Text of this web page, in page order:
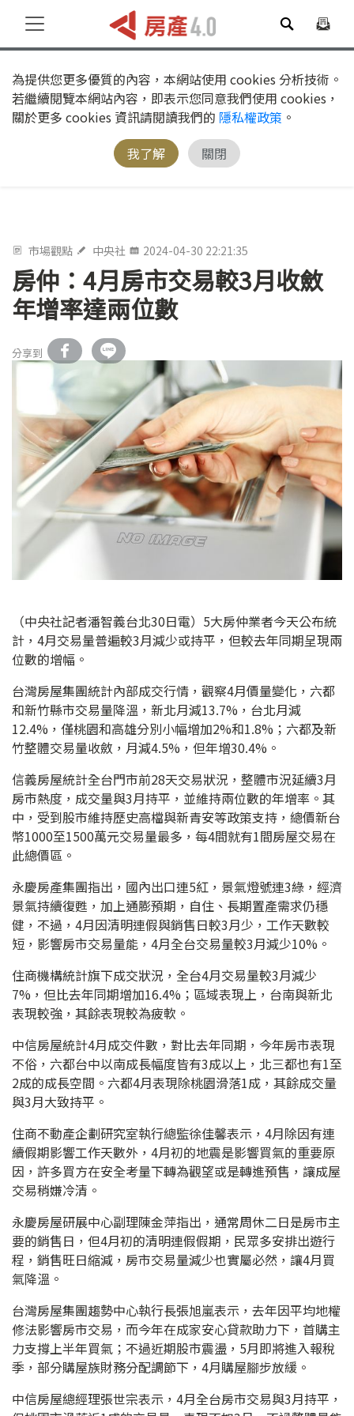
為提供您更多優質的內容，本網站使用 cookies 分析技術。
若繼續閱覽本網站內容，即表示您同意我們使用 cookies，
關於更多 cookies 資訊請閱讀我們的 隱私權政策 。
我了解
關閉
市場觀點 中央社 2024-04-30 22:21:35
房仲：4月房市交易較3月收斂
年增率達兩位數
分享到
（中央社記者潘智義台北30日電）5大房仲業者今天公布統
計，4月交易量普遍較3月減少或持平，但較去年同期呈現兩
位數的增幅。
台灣房屋集團統計內部成交行情，觀察4月價量變化，六都
和新竹縣市交易量降溫，新北月減13.7%，台北月減
12.4%，僅桃園和高雄分別小幅增加2%和1.8%；六都及新
竹整體交易量收斂，月減4.5%，但年增30.4%。
信義房屋統計全台門市前28天交易狀況，整體市況延續3月
房市熱度，成交量與3月持平，並維持兩位數的年增率。其
中，受到股市維持歷史高檔與新青安等政策支持，總價新台
幣1000至1500萬元交易量最多，每4間就有1間房屋交易在
此總價區。
永慶房產集團指出，國內出口連5紅，景氣燈號連3綠，經濟
景氣持續復甦，加上通膨預期，自住、長期置產需求仍穩
健，不過，4月因清明連假與銷售日較3月少，工作天數較
短，影響房市交易量能，4月全台交易量較3月減少10%。
住商機構統計旗下成交狀況，全台4月交易量較3月減少
7%，但比去年同期增加16.4%；區域表現上，台南與新北
表現較強，其餘表現較為疲軟。
中信房屋統計4月成交件數，對比去年同期，今年房市表現
不俗，六都台中以南成長幅度皆有3成以上，北三都也有1至
2成的成長空間。六都4月表現除桃園滑落1成，其餘成交量
與3月大致持平。
住商不動產企劃研究室執行總監徐佳馨表示，4月除因有連
續假期影響工作天數外，4月初的地震是影響買氣的重要原
因，許多買方在安全考量下轉為觀望或是轉進預售，讓成屋
交易稍嫌冷清。
永慶房屋研展中心副理陳金萍指出，通常周休二日是房市主
要的銷售日，但4月初的清明連假假期，民眾多安排出遊行
程，銷售旺日縮減，房市交易量減少也實屬必然，讓4月買
氣降溫。
台灣房屋集團趨勢中心執行長張旭嵐表示，去年因平均地權
修法影響房市交易，而今年在成家安心貸款助力下，首購主
力支撐上半年買氣；不過近期股市震盪，5月即將進入報稅
季，部分購屋族財務分配調節下，4月購屋腳步放緩。
中信房屋總經理張世宗表示，4月全台房市交易與3月持平，